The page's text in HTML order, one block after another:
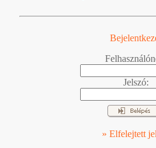
Jelszó:
» Elfelejtett